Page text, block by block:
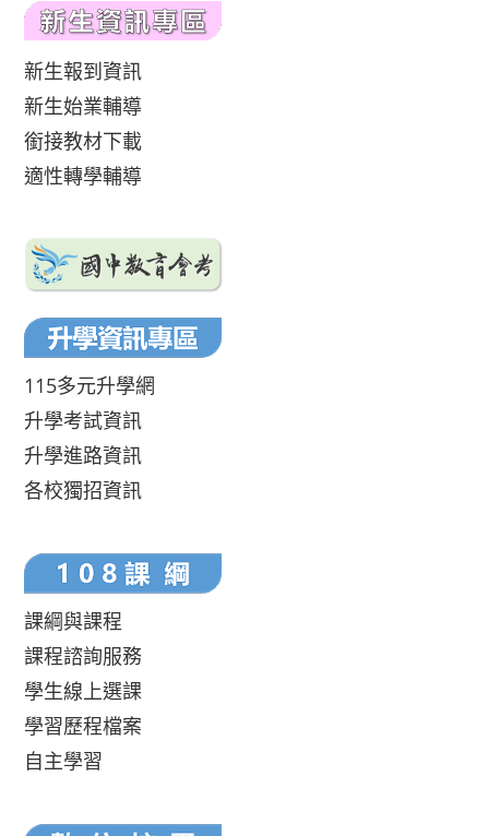
新生報到資訊
新生始業輔導
銜接教材下載
適性轉學輔導
115多元升學網
升學考試資訊
升學進路資訊
各校獨招資訊
課綱與課程
課程諮詢服務
學生線上選課
學習歷程檔案
自主學習